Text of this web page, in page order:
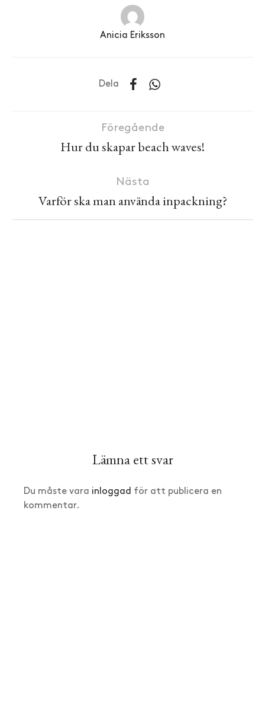
Anicia Eriksson
Dela
Föregående
Hur du skapar beach waves!
Nästa
Varför ska man använda inpackning?
Lämna ett svar
Du måste vara inloggad för att publicera en
kommentar.